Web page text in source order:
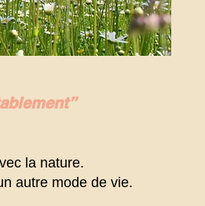
la nature.
autre mode de vie.